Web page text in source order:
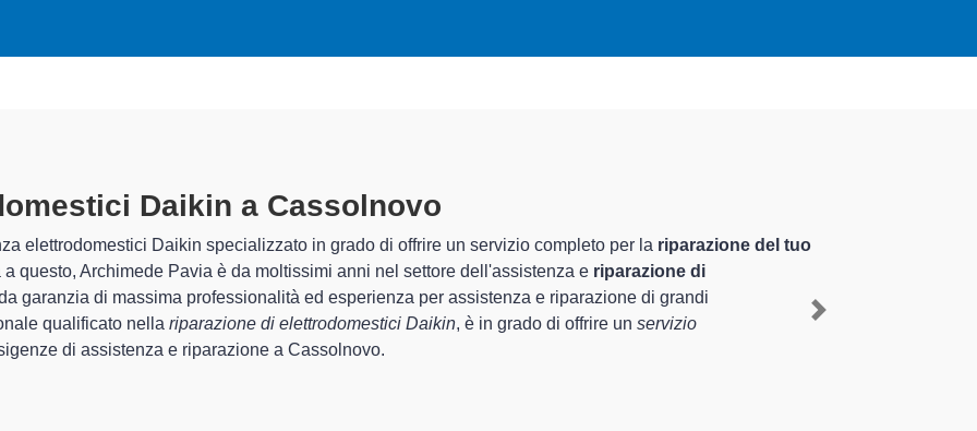
Daikin A Cassolnovo
Archimede Pavia sono in grado di garantire al cliente esperienza pluriennale nel territorio di Cassolnovo e provincia per
e lariparazione del tuo elettrodomestico Daikin a Cassolnovo, mediante il ripristino rapido del corretto
specializzatidi Archimede Pavia sono in grado di fornire interventi di diverse tipologie sugli elettrodomestici da riparare
Next